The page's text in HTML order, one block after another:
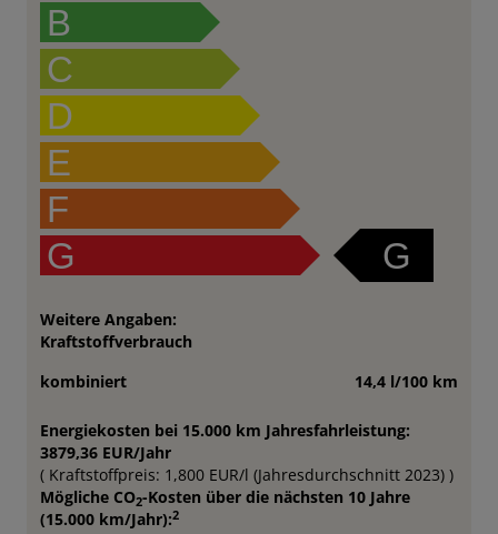
B
C
D
E
F
G
G
Weitere Angaben:
Kraftstoffverbrauch
kombiniert
14,4 l/100 km
Energiekosten bei 15.000 km Jahresfahrleistung:
3879,36 EUR/Jahr
( Kraftstoffpreis: 1,800 EUR/l (Jahresdurchschnitt 2023) )
Mögliche CO2-Kosten über die nächsten 10 Jahre
(15.000 km/Jahr):2